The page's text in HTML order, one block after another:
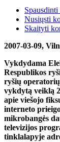
Spausdinti
Nusiųsti
Skaityti
2007-03-09,
Vykdydama
Respublikos
ryšių
vykdytą veiklą
apie viešojo
interneto
mikrobangės
televizijos
tinklalapyje